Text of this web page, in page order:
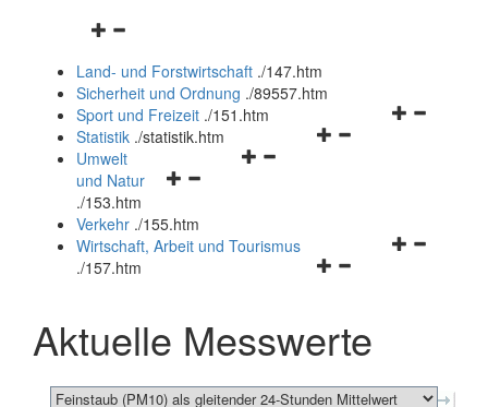
Navigationsmenü
und
schließen
Land- und Forstwirtschaft ./147.htm
Sicherheit und Ordnung ./89557.htm
Navigationsmenü
Sport und Freizeit ./151.htm
Navigationsmenü
Statistik ./statistik.htm
Navigationsmenü
und
schließen
Umwelt
und Natur
./153.htm
Verkehr ./155.htm
Navigationsmenü
schließen
Wirtschaft, Arbeit und Tourismus
./157.htm
Aktuelle Messwerte